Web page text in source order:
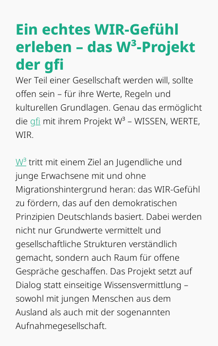
Ein echtes WIR-Gefühl
erleben – das W³-Projekt
der gfi
Wer Teil einer Gesellschaft werden will, sollte
offen sein – für ihre Werte, Regeln und
kulturellen Grundlagen. Genau das ermöglicht
die gfi mit ihrem Projekt W³ – WISSEN, WERTE,
WIR.
W³ tritt mit einem Ziel an Jugendliche und
junge Erwachsene mit und ohne
Migrationshintergrund heran: das WIR-Gefühl
zu fördern, das auf den demokratischen
Prinzipien Deutschlands basiert. Dabei werden
nicht nur Grundwerte vermittelt und
gesellschaftliche Strukturen verständlich
gemacht, sondern auch Raum für offene
Gespräche geschaffen. Das Projekt setzt auf
Dialog statt einseitige Wissensvermittlung –
sowohl mit jungen Menschen aus dem
Ausland als auch mit der sogenannten
Aufnahmegesellschaft.